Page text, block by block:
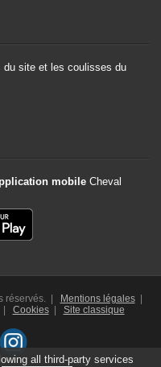
du site et les coulisses du
mobile Cheval
réservés. | Mentions légales|
Cookies| Site classique
all third-party services